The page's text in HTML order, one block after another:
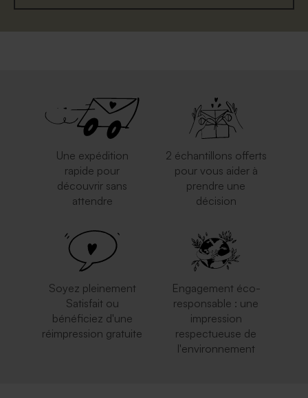
Une expédition
rapide pour
découvrir sans
attendre
2 échantillons offerts
pour vous aider à
prendre une
décision
Soyez pleinement
Satisfait ou
bénéficiez d'une
réimpression gratuite
Engagement éco-
responsable : une
impression
respectueuse de
l'environnement